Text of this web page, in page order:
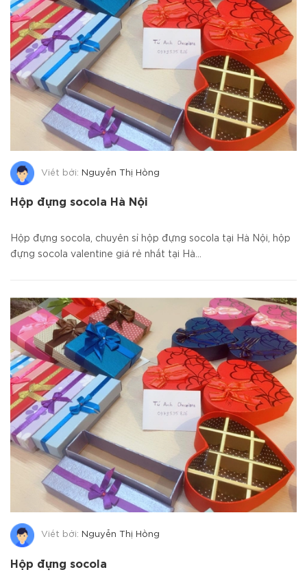
Viết bởi: Nguyễn Thị Hồng
Hộp đựng socola Hà Nội
Hộp đựng socola, chuyên sỉ hộp đựng socola tại Hà Nội, hộp
đựng socola valentine giá rẻ nhất tại Hà...
Viết bởi: Nguyễn Thị Hồng
Hộp đựng socola